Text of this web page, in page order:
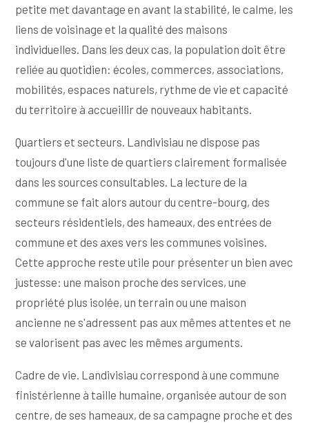
petite met davantage en avant la stabilité, le calme, les
liens de voisinage et la qualité des maisons
individuelles. Dans les deux cas, la population doit être
reliée au quotidien: écoles, commerces, associations,
mobilités, espaces naturels, rythme de vie et capacité
du territoire à accueillir de nouveaux habitants.
Quartiers et secteurs. Landivisiau ne dispose pas
toujours d'une liste de quartiers clairement formalisée
dans les sources consultables. La lecture de la
commune se fait alors autour du centre-bourg, des
secteurs résidentiels, des hameaux, des entrées de
commune et des axes vers les communes voisines.
Cette approche reste utile pour présenter un bien avec
justesse: une maison proche des services, une
propriété plus isolée, un terrain ou une maison
ancienne ne s'adressent pas aux mêmes attentes et ne
se valorisent pas avec les mêmes arguments.
Cadre de vie. Landivisiau correspond à une commune
finistérienne à taille humaine, organisée autour de son
centre, de ses hameaux, de sa campagne proche et des